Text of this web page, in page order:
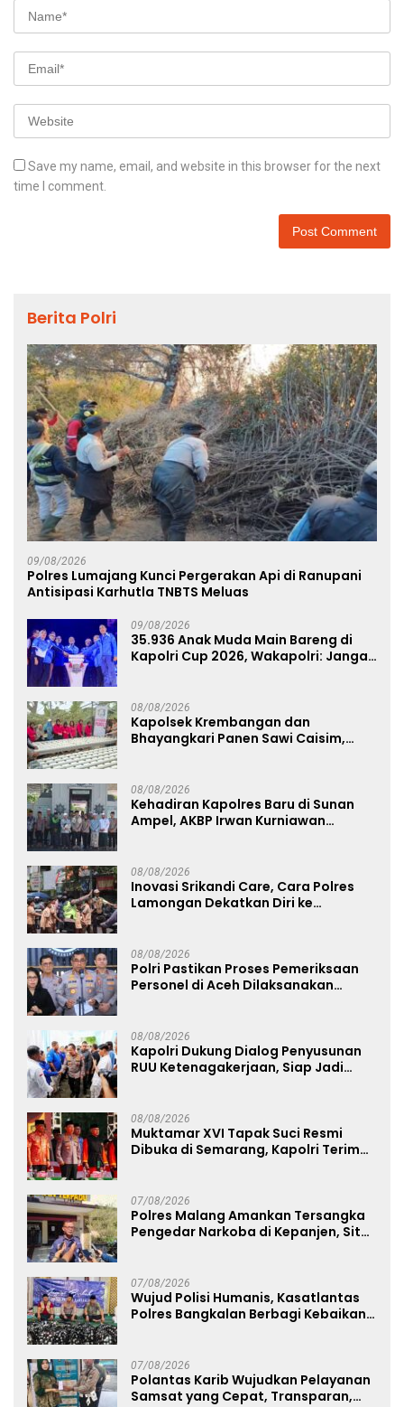
Save my name, email, and website in this browser for the next
time I comment.
Berita Polri
09/08/2026
Polres Lumajang Kunci Pergerakan Api di Ranupani
Antisipasi Karhutla TNBTS Meluas
09/08/2026
35.936 Anak Muda Main Bareng di
Kapolri Cup 2026, Wakapolri: Jangan
08/08/2026
Kapolsek Krembangan dan
Bhayangkari Panen Sawi Caisim,
08/08/2026
Kehadiran Kapolres Baru di Sunan
Ampel, AKBP Irwan Kurniawan
08/08/2026
Inovasi Srikandi Care, Cara Polres
Lamongan Dekatkan Diri ke
08/08/2026
Polri Pastikan Proses Pemeriksaan
Personel di Aceh Dilaksanakan
08/08/2026
Kapolri Dukung Dialog Penyusunan
RUU Ketenagakerjaan, Siap Jadi
08/08/2026
Muktamar XVI Tapak Suci Resmi
Dibuka di Semarang, Kapolri Terima
07/08/2026
Polres Malang Amankan Tersangka
Pengedar Narkoba di Kepanjen, Sita
07/08/2026
Wujud Polisi Humanis, Kasatlantas
Polres Bangkalan Berbagi Kebaikan
07/08/2026
Polantas Karib Wujudkan Pelayanan
Samsat yang Cepat, Transparan,